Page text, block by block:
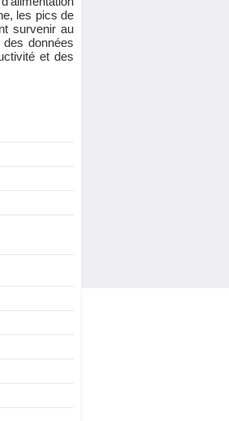
les pics de
survenir au
données
et des